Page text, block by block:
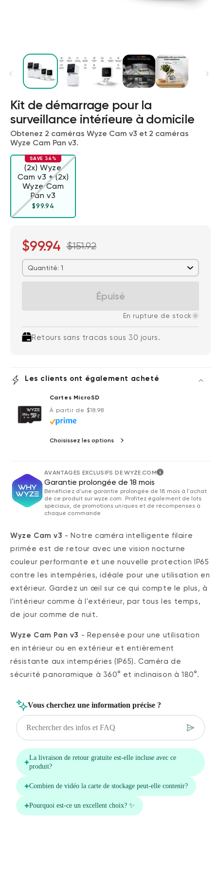
Kit de démarrage pour la
surveillance intérieure à domicile
Obtenez 2 caméras Wyze Cam v3 et 2 caméras
Wyze Cam Pan v3.
(2x) Wyze
Cam v3 + (2x)
Wyze Cam
Pan v3
Variante épuisée ou indisponible
SAVE 34%
Prix ​​régulier
Accord
$99.94
$99.94 $151.92
Quantité: 1
Épuisé
En rupture de stock
Retours sans tracas sous 30 jours.
Les clients ont également acheté
Cartes MicroSD
Prix ​​régulier
À partir de $18.98
Choisissez les options
AVANTAGES EXCLUSIFS DE WYZE.COM
Garantie prolongée de 18 mois
Bénéficiez d'une garantie prolongée de 18 mois à l'achat
de ce produit sur wyze.com. Profitez également de lots
spéciaux, de promotions uniques et de récompenses à
chaque commande
Wyze Cam v3 - Notre caméra intelligente filaire
primée est de retour avec une vision nocturne
couleur performante et une nouvelle protection IP65
contre les intempéries, idéale pour une utilisation en
extérieur. Gardez un œil sur ce qui compte le plus, à
l'intérieur comme à l'extérieur, par tous les temps,
de jour comme de nuit.
Wyze Cam Pan v3 - Repensée pour une utilisation
en intérieur ou en extérieur et entièrement
résistante aux intempéries (IP65). Caméra de
sécurité panoramique à 360° et inclinaison à 180°.
Wyze Cam v4 + carte microSD 32
Go
Blanc